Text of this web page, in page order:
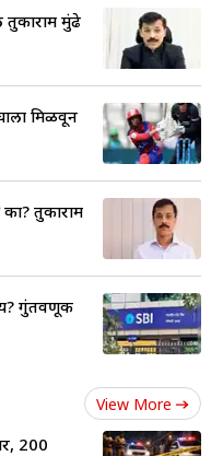
तुकाराम मुंढे
मिळवून
तुकाराम
गुंतवणूक
View More
200